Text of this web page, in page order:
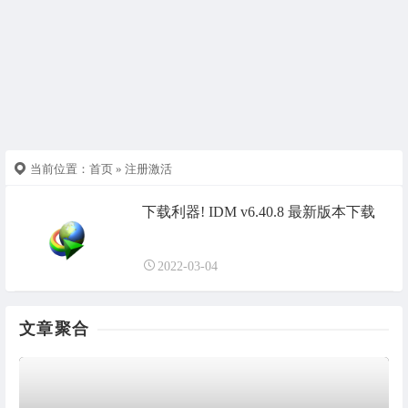
当前位置： 首页 » 注册激活
下载利器! IDM v6.40.8 最新版本下载
2022-03-04
文章聚合